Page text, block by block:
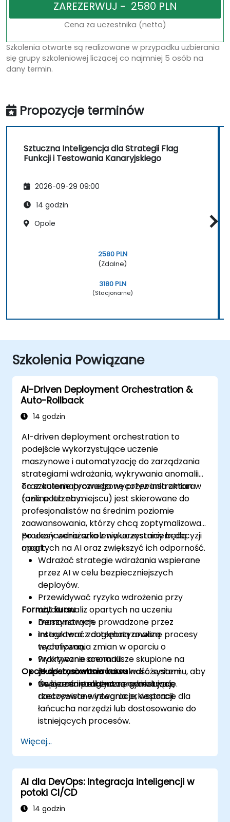
Cena za uczestnika (netto)
Szkolenia otwarte są realizowane w przypadku uzbierania
się grupy szkoleniowej liczącej co najmniej 5 osób na
dany termin.
Propozycje terminów
Sztuczna Inteligencja dla Strategii Flag
Funkcji i Testowania Kanaryjskiego
2026-09-29 09:00
14 godzin
Opole
2580 PLN
(Zdalne)
3180 PLN
(Stacjonarne)
Szkolenia Powiązane
AI-Driven Deployment Orchestration &
Auto-Rollback
14 godzin
AI-driven deployment orchestration to
podejście wykorzystujące uczenie
maszynowe i automatyzację do zarządzania
strategiami wdrażania, wykrywania anomalii
oraz automatycznego wycofywania zmian w
razie potrzeby.
To szkolenie prowadzone przez instruktora
(online lub na miejscu) jest skierowane do
profesjonalistów na średnim poziomie
zaawansowania, którzy chcą zoptymalizować
procesy wdrażania z wykorzystaniem decyzji
opartych na AI oraz zwiększyć ich odporność.
Po ukończeniu szkolenia uczestnicy będą
mogli:
Wdrażać strategie wdrażania wspierane
przez AI w celu bezpieczniejszych
deployów.
Przewidywać ryzyko wdrożenia przy
użyciu analiz opartych na uczeniu
maszynowym.
Integrować zautomatyzowane procesy
wycofywania zmian w oparciu o
wykrywanie anomalii.
Zwiększać obserwowalność systemu, aby
wspierać inteligentną orkiestrację.
Format kursu
Demonstracje prowadzone przez
instruktora z dogłębną analizą
techniczną.
Praktyczne scenariusze skupione na
eksperymentowaniu z wdrożeniami.
Ćwiczenia praktyczne symulujące
rzeczywiste wyzwania orkiestracji.
Opcje dostosowania kursu
Na życzenie można zorganizować
dostosowane integracje, wsparcie dla
łańcucha narzędzi lub dostosowanie do
istniejących procesów.
Więcej...
AI dla DevOps: Integracja inteligencji w
potoki CI/CD
14 godzin